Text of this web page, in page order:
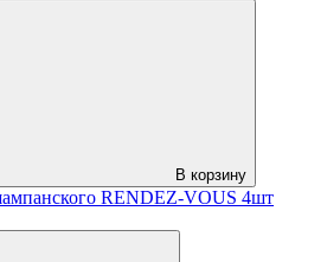
В корзину